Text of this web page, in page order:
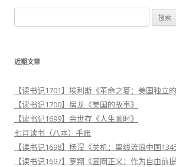
索
近期文章
【读书记1701】埃利斯《革命之夏：美国独立的
【读书记1700】房龙《美国的故事》
【读书记1699】余世存《人生顺时》
七月读书（八本）手账
【读书记1698】杨淏《关机：离线流浪中国134
【读书记1697】罗翔《圆圈正义：作为自由前